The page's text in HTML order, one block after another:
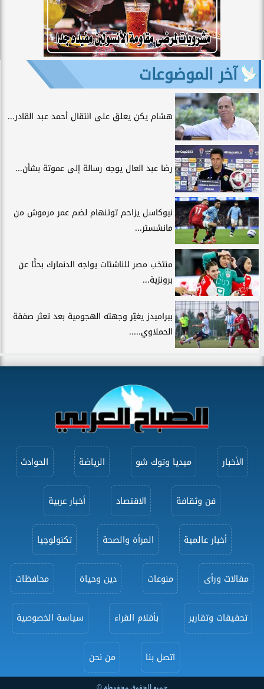
آخر الموضوعات
هشام يكن يعلق على انتقال أحمد عبد القادر...
رضا عبد العال يوجه رسالة إلى عموتة بشأن...
نيوكاسل يزاحم توتنهام لضم عمر مرموش من
مانشستر...
منتخب مصر للناشئات يواجه الدنمارك بحثًا عن
برونزية...
بيراميدز يغيّر وجهته الهجومية بعد تعثر صفقة
الحملاوي.....
الأخبار ميديا وتوك شو الرياضة الحوادث
فن وثقافة الاقتصاد أخبار عربية
أخبار عالمية المرأة والصحة تكنولوجيا
مقالات ورأى منوعات دين وحياة محافظات
تحقيقات وتقارير بأقلام القراء سياسة الخصوصية
اتصل بنا من نحن
جميع الحقوق محفوظة ©